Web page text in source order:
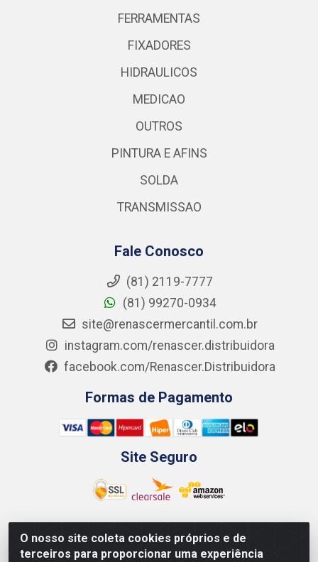
O nosso site coleta cookies próprios e de
terceiros para proporcionar uma experiência
FERRAMENTAS
FIXADORES
HIDRAULICOS
MEDICAO
OUTROS
PINTURA E AFINS
SOLDA
TRANSMISSAO
Fale Conosco
(81) 2119-7777
(81) 99270-0934
site@renascermercantil.com.br
instagram.com/renascer.distribuidora
facebook.com/Renascer.Distribuidora
Formas de Pagamento
Site Seguro
Renascer Distribuidora - Rua São Miguel, 1845 -